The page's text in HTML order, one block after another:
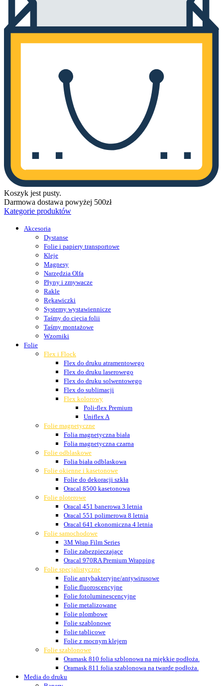
Koszyk jest pusty.
Darmowa dostawa powyżej 500zł
Kategorie produktów
Akcesoria
Dystanse
Folie i papiery transportowe
Kleje
Magnesy
Narzędzia Olfa
Płyny i zmywacze
Rakle
Rękawiczki
Systemy wystawiennicze
Taśmy do cięcia folii
Taśmy montażowe
Wzorniki
Folie
Flex i Flock
Flex do druku atramentowego
Flex do druku laserowego
Flex do druku solwentowego
Flex do sublimacji
Flex kolorowy
Poli-flex Premium
Uniflex A
Folie magnetyczne
Folia magnetyczna biała
Folia magnetyczna czarna
Folie odblaskowe
Folia biała odblaskowa
Folie okienne i kasetonowe
Folie do dekoracji szkła
Oracal 8500 kasetonowa
Folie ploterowe
Oracal 451 banerowa 3 letnia
Oracal 551 polimerowa 8 letnia
Oracal 641 ekonomiczna 4 letnia
Folie samochodowe
3M Wrap Film Series
Folie zabezpieczające
Oracal 970RA Premium Wrapping
Folie specjalistyczne
Folie antybakteryjne/antywirusowe
Folie fluoroscencyjne
Folie fotoluminescencyjne
Folie metalizowane
Folie plombowe
Folie szablonowe
Folie tablicowe
Folie z mocnym klejem
Folie szablonowe
Oramask 810 folia szblonowa na miękkie podłoża.
Oramask 811 folia szablonowa na twarde podłoża.
Media do druku